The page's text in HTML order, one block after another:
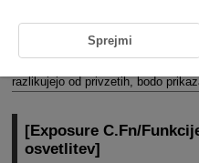
[Other C.Fn/Reset/Druge
Funkcije fotoaparata lahko
razlikujejo od privzetih, bodo
[Exposure C.Fn/
osvetlitev]
Sprejmi